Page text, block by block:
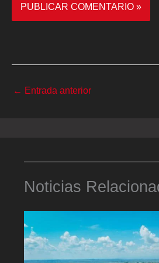
← Entrada anterior
Noticias